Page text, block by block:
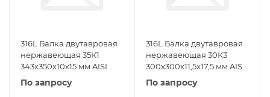
316L Балка двутавровая
нержавеющая 35К1
343х350х10х15 мм AISI
316L ГОСТ 26020-83
По запросу
316L Балка двутавровая
нержавеющая 30К3
300х300х11,5х17,5 мм AISI
316L ГОСТ 26020-83
По запросу